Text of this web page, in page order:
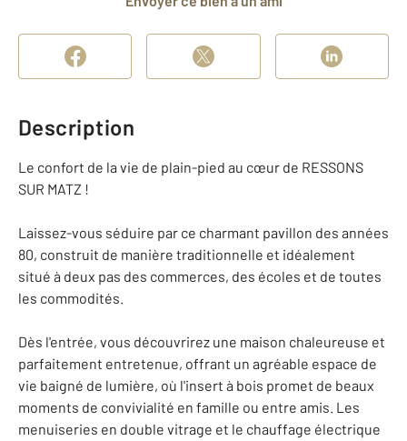
Description
Le confort de la vie de plain-pied au cœur de RESSONS
SUR MATZ !
Laissez-vous séduire par ce charmant pavillon des années
80, construit de manière traditionnelle et idéalement
situé à deux pas des commerces, des écoles et de toutes
les commodités.
Dès l'entrée, vous découvrirez une maison chaleureuse et
parfaitement entretenue, offrant un agréable espace de
vie baigné de lumière, où l'insert à bois promet de beaux
moments de convivialité en famille ou entre amis. Les
menuiseries en double vitrage et le chauffage électrique